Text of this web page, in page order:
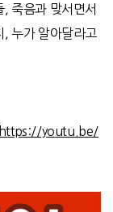
, 죽음과 맞서면서
, 누가 알아달라고
https://youtu.be/